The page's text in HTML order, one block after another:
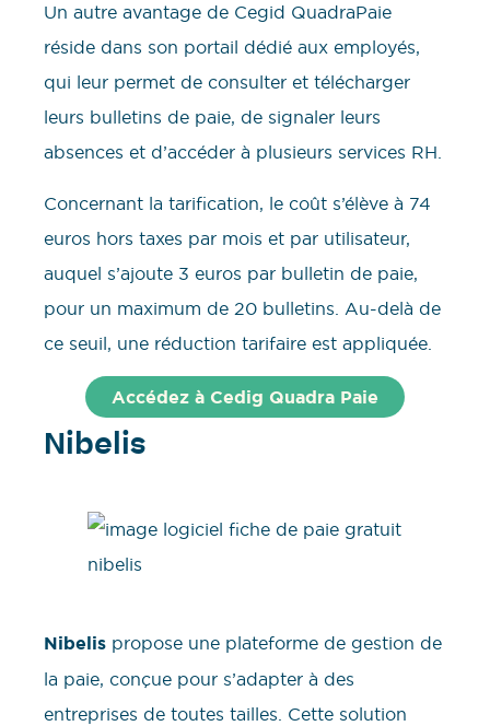
Un autre avantage de Cegid QuadraPaie
réside dans son portail dédié aux employés,
qui leur permet de consulter et télécharger
leurs bulletins de paie, de signaler leurs
absences et d’accéder à plusieurs services RH.
Concernant la tarification, le coût s’élève à 74
euros hors taxes par mois et par utilisateur,
auquel s’ajoute 3 euros par bulletin de paie,
pour un maximum de 20 bulletins. Au-delà de
ce seuil, une réduction tarifaire est appliquée.
Accédez à Cedig Quadra Paie
Nibelis
Nibelis propose une plateforme de gestion de
la paie, conçue pour s’adapter à des
entreprises de toutes tailles. Cette solution